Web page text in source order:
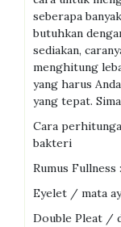
seberapa
butuhkan
sediakan,
menghitung
yang harus
yang tepat.
Cara
bakteri
Rumus Fullness :
Eyelet / mata
Double Pleat /